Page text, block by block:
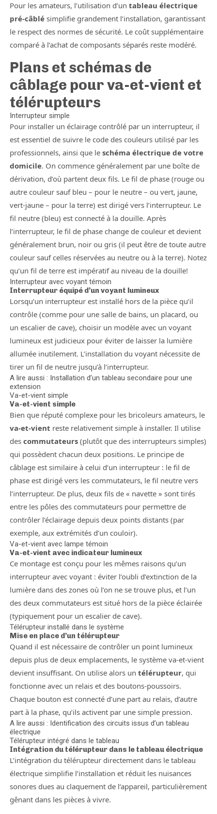
Pour les amateurs, l’utilisation d’un tableau électrique
pré-câblé simplifie grandement l’installation, garantissant
le respect des normes de sécurité. Le coût supplémentaire
comparé à l’achat de composants séparés reste modéré.
Plans et schémas de
câblage pour va-et-vient et
télérupteurs
Interrupteur simple
Pour installer un éclairage contrôlé par un interrupteur, il
est essentiel de suivre le code des couleurs utilisé par les
professionnels, ainsi que le schéma électrique de votre
domicile. On commence généralement par une boîte de
dérivation, d’où partent deux fils. Le fil de phase (rouge ou
autre couleur sauf bleu – pour le neutre – ou vert, jaune,
vert-jaune – pour la terre) est dirigé vers l’interrupteur. Le
fil neutre (bleu) est connecté à la douille. Après
l’interrupteur, le fil de phase change de couleur et devient
généralement brun, noir ou gris (il peut être de toute autre
couleur sauf celles réservées au neutre ou à la terre). Notez
qu’un fil de terre est impératif au niveau de la douille!
Interrupteur avec voyant témoin
Interrupteur équipé d’un voyant lumineux
Lorsqu’un interrupteur est installé hors de la pièce qu’il
contrôle (comme pour une salle de bains, un placard, ou
un escalier de cave), choisir un modèle avec un voyant
lumineux est judicieux pour éviter de laisser la lumière
allumée inutilement. L’installation du voyant nécessite de
tirer un fil de neutre jusqu’à l’interrupteur.
A lire aussi : Installation d’un tableau secondaire pour une
extension
Va-et-vient simple
Va-et-vient simple
Bien que réputé complexe pour les bricoleurs amateurs, le
va-et-vient reste relativement simple à installer. Il utilise
des commutateurs (plutôt que des interrupteurs simples)
qui possèdent chacun deux positions. Le principe de
câblage est similaire à celui d’un interrupteur : le fil de
phase est dirigé vers les commutateurs, le fil neutre vers
l’interrupteur. De plus, deux fils de « navette » sont tirés
entre les pôles des commutateurs pour permettre de
contrôler l’éclairage depuis deux points distants (par
exemple, aux extrémités d’un couloir).
Va-et-vient avec lampe témoin
Va-et-vient avec indicateur lumineux
Ce montage est conçu pour les mêmes raisons qu’un
interrupteur avec voyant : éviter l’oubli d’extinction de la
lumière dans des zones où l’on ne se trouve plus, et l’un
des deux commutateurs est situé hors de la pièce éclairée
(typiquement pour un escalier de cave).
Télérupteur installé dans le système
Mise en place d’un télérupteur
Quand il est nécessaire de contrôler un point lumineux
depuis plus de deux emplacements, le système va-et-vient
devient insuffisant. On utilise alors un télérupteur, qui
fonctionne avec un relais et des boutons-poussoirs.
Chaque bouton est connecté d’une part au relais, d’autre
part à la phase, qu’ils activent par une simple pression.
A lire aussi : Identification des circuits issus d’un tableau
électrique
Télérupteur intégré dans le tableau
Intégration du télérupteur dans le tableau électrique
L’intégration du télérupteur directement dans le tableau
électrique simplifie l’installation et réduit les nuisances
sonores dues au claquement de l’appareil, particulièrement
gênant dans les pièces à vivre.